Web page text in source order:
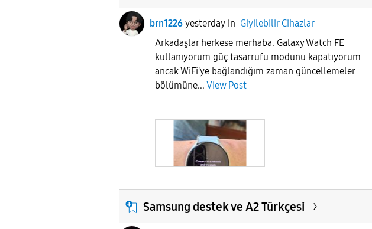
brn1226 yesterday in Giyilebilir Cihazlar
Arkadaşlar herkese merhaba. Galaxy Watch FE
kullanıyorum güç tasarrufu modunu kapatıyorum
ancak WiFi'ye bağlandığım zaman güncellemeler
bölümüne... View Post
Samsung destek ve A2 Türkçesi